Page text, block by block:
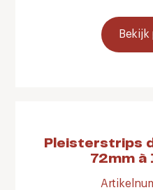
Pleisterstrips
72mm à